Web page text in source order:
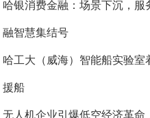
哈银消费金融：场景下沉，服
融智慧集结号
哈工大（威海）智能船实验室
援船
无人机企业引爆低空经济革命